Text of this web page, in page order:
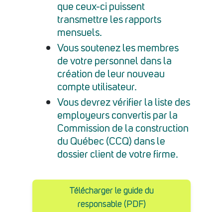
que ceux-ci puissent
transmettre les rapports
mensuels.
Vous soutenez les membres
de votre personnel dans la
création de leur nouveau
compte utilisateur.
Vous devrez vérifier la liste des
employeurs convertis par la
Commission de la construction
du Québec (CCQ) dans le
dossier client de votre firme.
Télécharger le guide du
responsable (PDF)